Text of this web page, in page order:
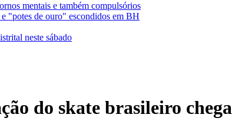
mentais e também compulsórios
"potes de ouro" escondidos em BH
neste sábado
do skate brasileiro